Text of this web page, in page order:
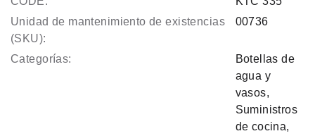
Unidad de mantenimiento de existencias
(SKU):
00736
Categorías:
Botellas de
agua y
vasos,
Suministros
de cocina,